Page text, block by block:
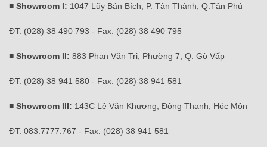
■ Showroom I: 1047 Lũy Bán Bích, P. Tân Thành, Q.Tân Phú
ĐT: (028) 38 490 793 - Fax: (028) 38 490 795
■ Showroom II: 883 Phan Văn Trị, Phường 7, Q. Gò Vấp
ĐT: (028) 38 941 580 - Fax: (028) 38 941 581
■ Showroom III: 143C Lê Văn Khương, Đông Thạnh, Hóc Môn
ĐT: 083.7777.767 - Fax: (028) 38 941 581